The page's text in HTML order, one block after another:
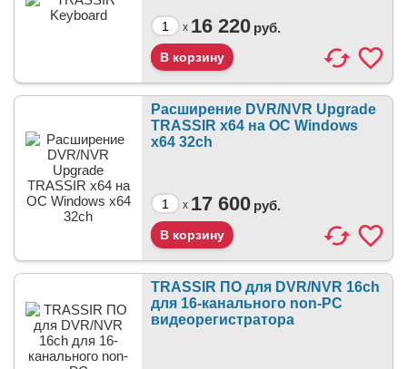
x 16 220 руб.
Расширение DVR/NVR Upgrade
TRASSIR x64 на ОС Windows
x64 32ch
x 17 600 руб.
TRASSIR ПО для DVR/NVR 16ch
для 16-канального non-PC
видеорегистратора